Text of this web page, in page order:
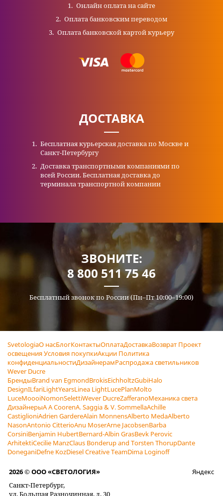
Онлайн оплата на сайте
Оплата банковским переводом
Оплата банковской картой курьеру
ДОСТАВКА
Бесплатная курьерская доставка по Москве и
Санкт-Петербургу
Доставка транспортными компаниями по
всей России. Бесплатная доставка до
терминала транспортной компании
ЗВОНИТЕ:
8 800 511 75 46
Бесплатный звонок по России (Пн–Пт 10:00–19:00)
SvetologiaО насБлогКонтактыОплатаДоставкаВозврат Проект
освещенияУсловия покупкиАкции Политика
конфиденциальностиДизайнерамРаспродажа светильников
Wever Ducre
БрендыBrand van EgmondBrokisEichholtzGubiHalo
DesignILfariLightYearsLinea LightLucePlanMolto
LuceMoooiNomonSelettiWever DucreZafferanoМеханика света
ДизайнерыA A CoorenA. Saggia & V. SommellaAchille
CastiglioniAdrien GardereAlain MonnensAlberto MedaAlberto
NasonAntonio CitterioAnu MoserArne JacobsenBarba
CorsiniBenjamin HubertBernard-Albin GrasBevk Perovic
ArhitektiCecilie ManzClaus Bonderup and Torsten ThorupDante
DoneganiDefne KozDiesel Creative TeamDima Loginoff
2026 © ООО «СВЕТОЛОГИЯ»
Санкт-Петербург,
ул. Большая Разночинная, д. 30
Яндекс